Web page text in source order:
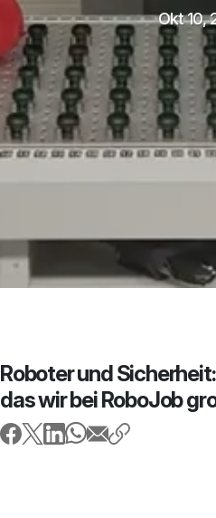
Okt 10,
Roboter und
das wir bei RoboJob